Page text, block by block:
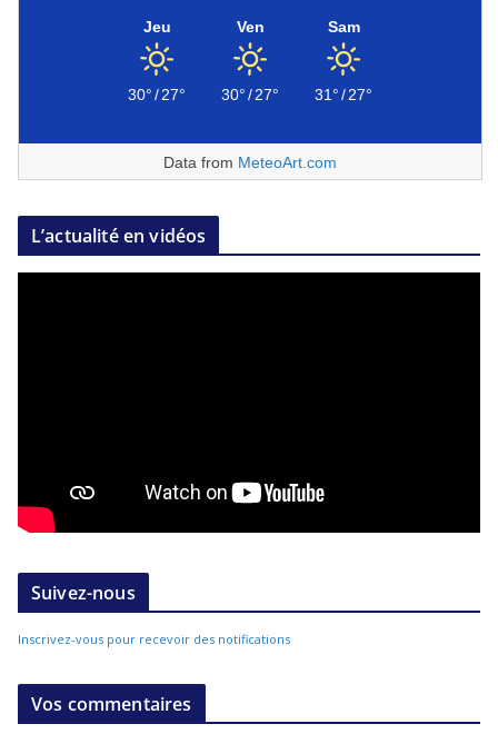
Jeu
30°/27°
Ven
30°/27°
Sam
31°/27°
Data from MeteoArt.com
L’actualité en vidéos
Suivez-nous
Inscrivez-vous pour recevoir des notifications
Vos commentaires